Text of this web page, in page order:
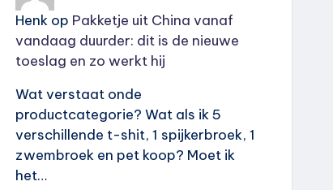
Henkop Pakketje uit China vanaf
vandaag duurder: dit is de nieuwe
toeslag en zo werkt hij
Wat verstaat onde
productcategorie? Wat als ik 5
verschillende t-shit, 1 spijkerbroek, 1
zwembroek en pet koop? Moet ik
het…